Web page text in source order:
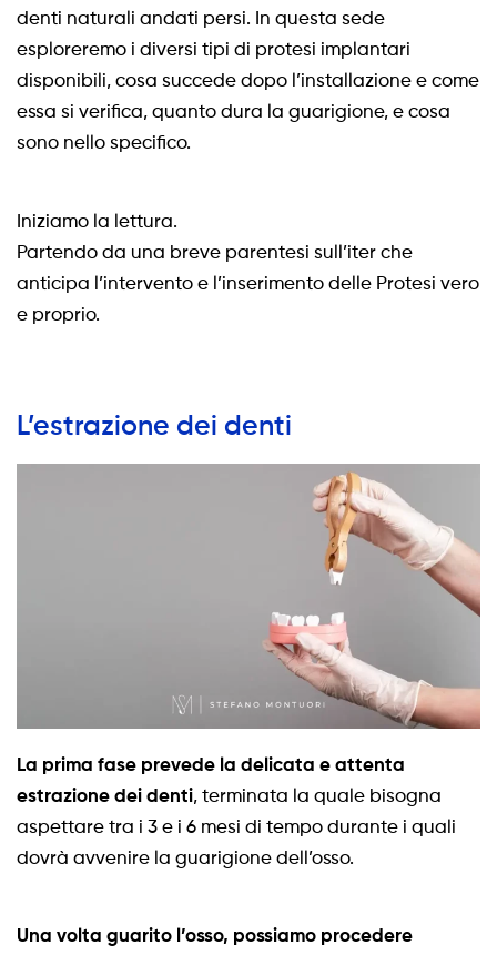
denti naturali andati persi. In questa sede
esploreremo i diversi tipi di protesi implantari
disponibili, cosa succede dopo l’installazione e come
essa si verifica, quanto dura la guarigione, e cosa
sono nello specifico.
Iniziamo la lettura.
Partendo da una breve parentesi sull’iter che
anticipa l’intervento e l’inserimento delle Protesi vero
e proprio.
L’estrazione dei denti
La prima fase prevede la delicata e attenta
estrazione dei denti, terminata la quale bisogna
aspettare tra i 3 e i 6 mesi di tempo durante i quali
dovrà avvenire la guarigione dell’osso.
Una volta guarito l’osso, possiamo procedere